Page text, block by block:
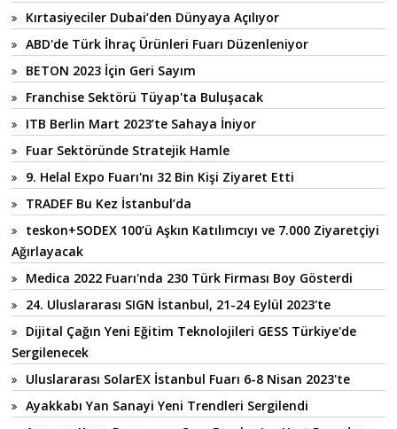
Kırtasiyeciler Dubai’den Dünyaya Açılıyor
ABD'de Türk İhraç Ürünleri Fuarı Düzenleniyor
BETON 2023 İçin Geri Sayım
Franchise Sektörü Tüyap'ta Buluşacak
ITB Berlin Mart 2023’te Sahaya İniyor
Fuar Sektöründe Stratejik Hamle
9. Helal Expo Fuarı'nı 32 Bin Kişi Ziyaret Etti
TRADEF Bu Kez İstanbul’da
teskon+SODEX 100’ü Aşkın Katılımcıyı ve 7.000 Ziyaretçiyi
Ağırlayacak
Medica 2022 Fuarı'nda 230 Türk Firması Boy Gösterdi
24. Uluslararası SIGN İstanbul, 21-24 Eylül 2023'te
Dijital Çağın Yeni Eğitim Teknolojileri GESS Türkiye'de
Sergilenecek
Uluslararası SolarEX İstanbul Fuarı 6-8 Nisan 2023'te
Ayakkabı Yan Sanayi Yeni Trendleri Sergilendi